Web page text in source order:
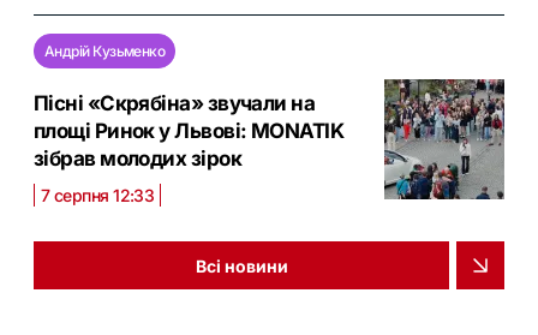
Андрій Кузьменко
Пісні «Скрябіна» звучали на
площі Ринок у Львові: MONATIK
зібрав молодих зірок
7 серпня 12:33
Всі новини